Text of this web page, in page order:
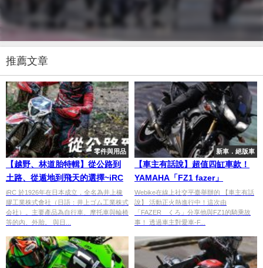
推薦文章
零件與用品
【越野、林道胎特輯】從公路到
土路、從遁地到飛天的選擇~iRC
iRC 於1926年在日本成立，全名為井上橡
膠工業株式會社（日語：井上ゴム工業株式
会社）。主要產品為自行車、摩托車與輪椅
等的內、外胎。 與日...
新車．絕版車
【車主有話說】超值四缸車款！
YAMAHA「FZ1 fazer」
Webike在線上社交平臺舉辦的 【車主有話
說】 活動正火熱進行中！這次由
「FAZER くろ」分享他與FZ1的騎乘故
事！ 透過車主對愛車-F...